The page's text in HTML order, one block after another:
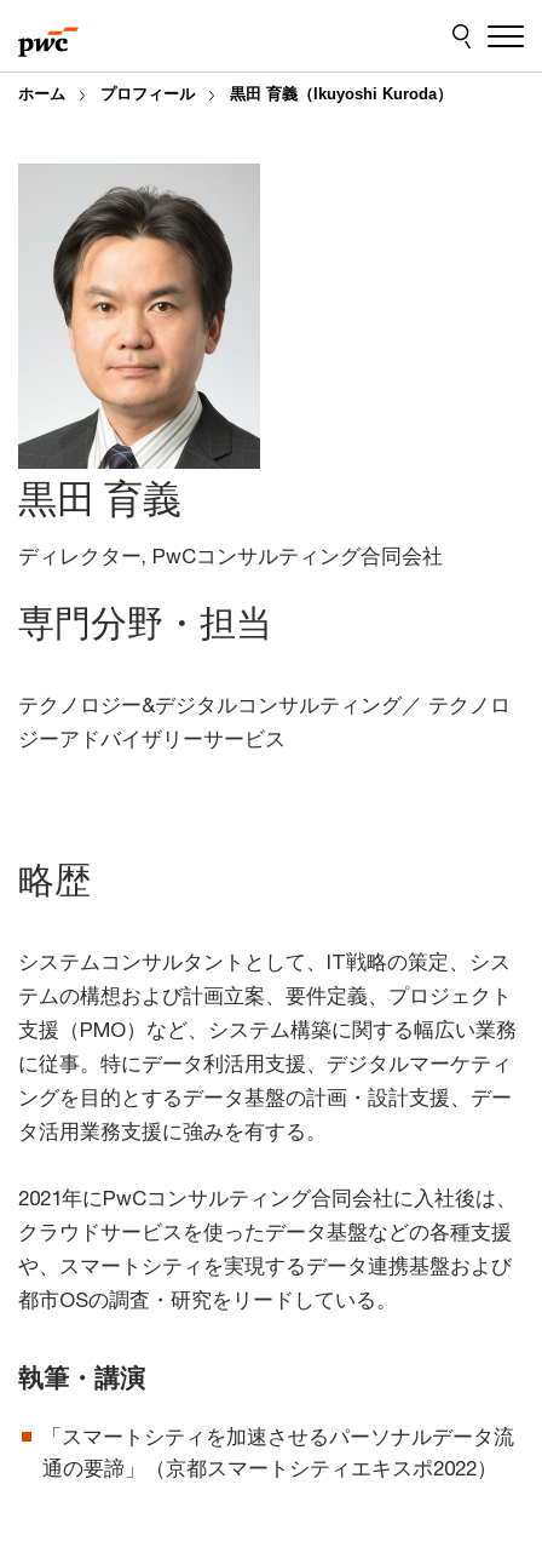
to
content
to
footer
ホーム プロフィール 黒田 育義（Ikuyoshi Kuroda）
黒田 育義
ディレクター, PwCコンサルティング合同会社
専門分野・担当
テクノロジー&デジタルコンサルティング／ テクノロ
ジーアドバイザリーサービス
略歴
システムコンサルタントとして、IT戦略の策定、シス
テムの構想および計画立案、要件定義、プロジェクト
支援（PMO）など、システム構築に関する幅広い業務
に従事。特にデータ利活用支援、デジタルマーケティ
ングを目的とするデータ基盤の計画・設計支援、デー
タ活用業務支援に強みを有する。
2021年にPwCコンサルティング合同会社に入社後は、
クラウドサービスを使ったデータ基盤などの各種支援
や、スマートシティを実現するデータ連携基盤および
都市OSの調査・研究をリードしている。
執筆・講演
「スマートシティを加速させるパーソナルデータ流
通の要諦」（京都スマートシティエキスポ2022）